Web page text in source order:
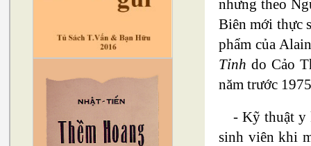
nhưng theo
Biên mới thực
phẩm của
Tỉnh do Cảo
năm trước
- Kỹ thuật y
sinh viên khi